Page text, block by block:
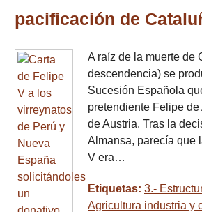
pacificación de
A raíz de la muerte de
descendencia) se
Sucesión Española
pretendiente Felipe
de Austria. Tras la
Almansa, parecía que
V era…
Etiquetas: 3.-
Agricultura industria y